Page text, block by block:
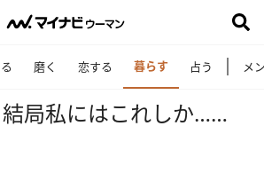
磨く 恋する 暮らす 占う メ
結局私にはこれしか……